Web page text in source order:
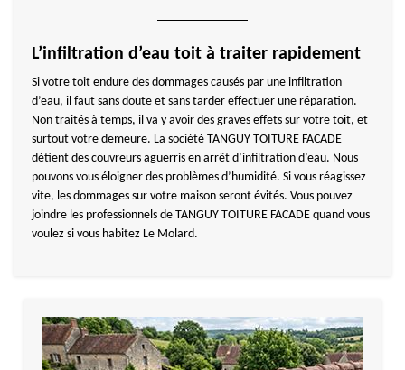
L’infiltration d’eau toit à traiter rapidement
Si votre toit endure des dommages causés par une infiltration
d’eau, il faut sans doute et sans tarder effectuer une réparation.
Non traités à temps, il va y avoir des graves effets sur votre toit, et
surtout votre demeure. La société TANGUY TOITURE FACADE
détient des couvreurs aguerris en arrêt d’infiltration d’eau. Nous
pouvons vous éloigner des problèmes d’humidité. Si vous réagissez
vite, les dommages sur votre maison seront évités. Vous pouvez
joindre les professionnels de TANGUY TOITURE FACADE quand vous
voulez si vous habitez Le Molard.